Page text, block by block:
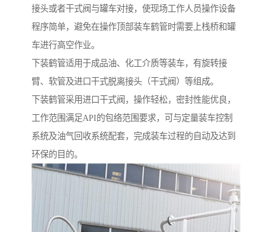
接头或者干式阀与罐车对接，使现场工作人员操作设备
程序简单，避免在操作顶部装车鹤管时需要上栈桥和罐
车进行高空作业。
下装鹤管适用于成品油、化工介质等装车，有旋转接
臂、软管及进口干式脱离接头（干式阀）等组成。
下装鹤管采用进口干式阀，操作轻松，密封性能优良，
工作范围满足API的包络范围要求，可与定量装车控制
系统及油气回收系统配套，完成装车过程的自动及达到
环保的目的。